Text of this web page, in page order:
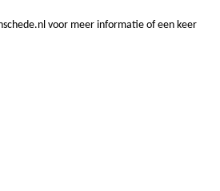
voor meer informatie of een keer